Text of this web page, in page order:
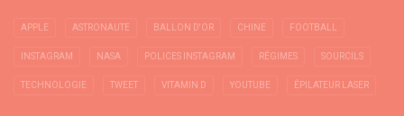
APPLE ASTRONAUTE BALLON D'OR CHINE FOOTBALL
INSTAGRAM NASA POLICES INSTAGRAM RÉGIMES SOURCILS
TECHNOLOGIE TWEET VITAMIN D YOUTUBE ÉPILATEUR LASER